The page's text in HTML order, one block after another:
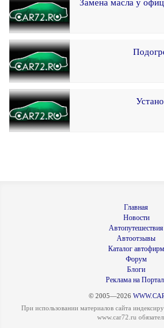
Замена масла у
Главная
Новости
Автопутешествия
Автоотзывы
Каталог автофирм
Форум
Блоги
Реклама на
© 2005—2026
При использовании материалов сайта
www.car72.ru